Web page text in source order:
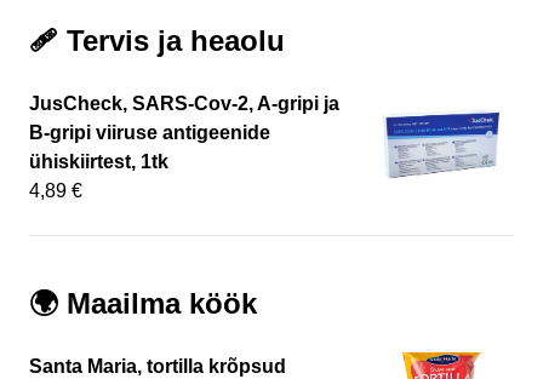
🩹 Tervis ja heaolu
JusCheck, SARS-Cov-2, A-gripi ja
B-gripi viiruse antigeenide
ühiskiirtest, 1tk
4,89 €
🌍 Maailma köök
Santa Maria, tortilla krõpsud